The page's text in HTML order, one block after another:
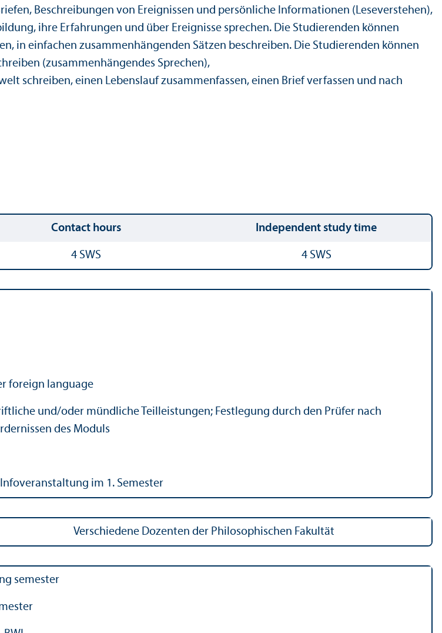
Beschreibungen von Ereignissen und persönliche Informationen (Leseverstehen),
ihre Erfahrungen und über Ereignisse sprechen. Die Studierenden können
in einfachen zusammenhängenden Sätzen beschreiben. Die Studierenden können
(zusammenhängendes Sprechen),
schreiben, einen Lebens­lauf zusammenfassen, einen Brief verfassen und nach
Contact hours Independent study time
4 SWS 4 SWS
foreign language
und/oder mündliche Teilleistungen; Festlegung durch den Prüfer nach
des Moduls
Info­veranstaltung im 1. Semester
Verschiedene Dozenten der Philosophischen Fakultät
semester